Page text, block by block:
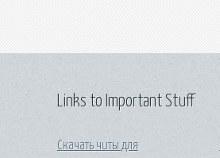
Links to Important Stuff
Скачать читы для